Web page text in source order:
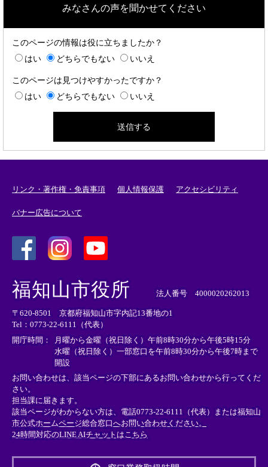
みなさんの声を聞かせてください
このページの情報は役に立ちましたか？
はい
どちらでもない いいえ
このページは見つけやすかったですか？
はい
どちらでもない いいえ
リンク・著作権・免責事項 個人情報保護 アクセシビリティ
バナー広告について
外
部
リ
ン
ク
＞
外
リ
ン
ク
＞
外
部
ン
ク
＞
福知山市役所 法人番号 4000020262013
〒620-8501 京都府福知山市字内記13番地の1
Tel：0773-22-6111（代表）
開庁時間： 月曜から金曜（祝日除く）午前8時30分から午後5時15分
水曜（祝日除く）一部窓口を午前8時30分から午後7時まで
開設
お問い合わせは、該当ページの下部にあるお問い合わせから行ってくだ
さい。
担当課に届きます。
該当ページがわからない方は、電話0773-22-6111（代表）または福知山
市公式ホームページ総合窓口へお問い合わせください。
24時間対応のLINE AIチャットはこちら
外